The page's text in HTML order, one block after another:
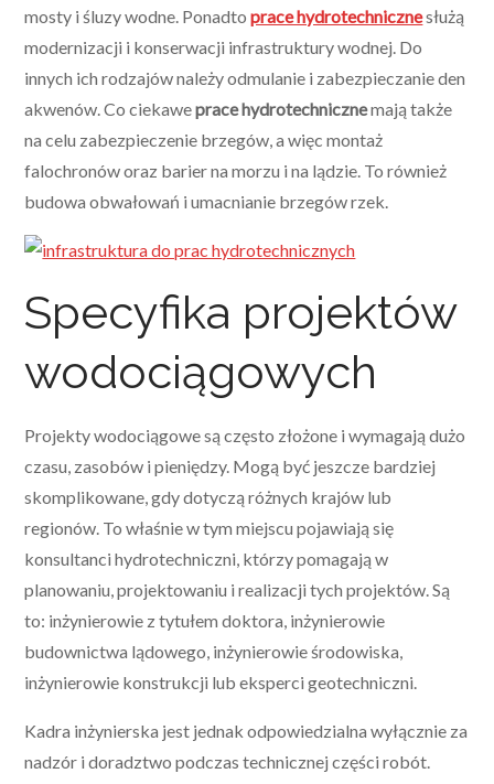
mosty i śluzy wodne. Ponadtoprace hydrotechnicznesłużą
modernizacji i konserwacji infrastruktury wodnej. Do
innych ich rodzajów należy odmulanie i zabezpieczanie den
akwenów. Co ciekaweprace hydrotechnicznemają także
na celu zabezpieczenie brzegów, a więc montaż
falochronów oraz barier na morzu i na lądzie. To również
budowa obwałowań i umacnianie brzegów rzek.
Specyfika projektów
wodociągowych
Projekty wodociągowe są często złożone i wymagają dużo
czasu, zasobów i pieniędzy. Mogą być jeszcze bardziej
skomplikowane, gdy dotyczą różnych krajów lub
regionów. To właśnie w tym miejscu pojawiają się
konsultanci hydrotechniczni, którzy pomagają w
planowaniu, projektowaniu i realizacji tych projektów. Są
to: inżynierowie z tytułem doktora, inżynierowie
budownictwa lądowego, inżynierowie środowiska,
inżynierowie konstrukcji lub eksperci geotechniczni.
Kadra inżynierska jest jednak odpowiedzialna wyłącznie za
nadzór i doradztwo podczas technicznej części robót.